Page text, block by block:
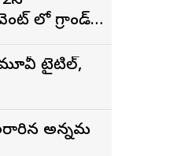
లో గ్రాండ్
టైటిల్,
అన్నమ